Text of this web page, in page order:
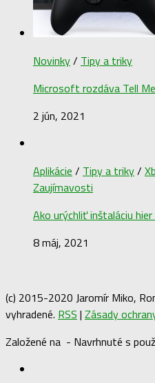
Novinky/ Tipy a triky
Microsoft rozdáva Tell
2 jún, 2021
Aplikácie / Tipy a triky/
Zaujímavosti
Ako urýchliť inštaláciu hier
8 máj, 2021
(c) 2015-2020 Jaromír Miko,
vyhradené. RSS | Zásady
Založené na - Navrhnuté s